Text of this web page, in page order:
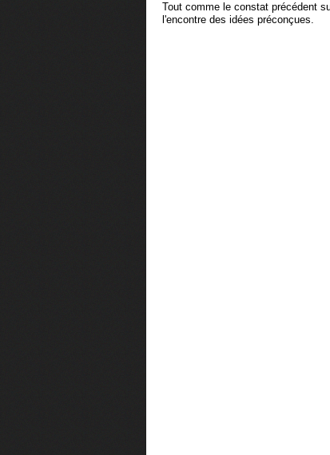
Tout comme le constat précédent
l'encontre des idées préconçues.